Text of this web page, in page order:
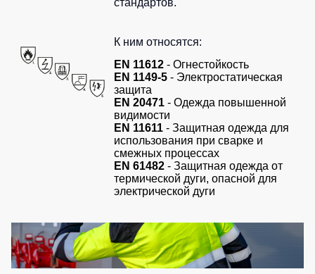
стандартов.
К ним относятся:
EN 11612 - Огнестойкость
EN 1149-5 - Электростатическая
защита
EN 20471 - Одежда повышенной
видимости
EN 11611 - Защитная одежда для
использования при сварке и
смежных процессах
EN 61482 - Защитная одежда от
термической дуги, опасной для
электрической дуги